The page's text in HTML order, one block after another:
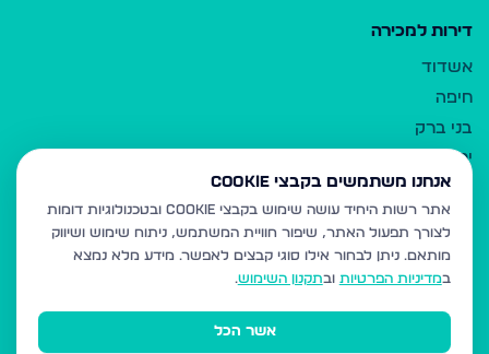
דירות למכירה
אשדוד
חיפה
בני ברק
ירושלים
אלעד
גבעת זאב
בית שמש
רכסים
מודיעין עילית
אנחנו משתמשים בקבצי Cookie
אתר רשות היחיד עושה שימוש בקבצי Cookie ובטכנולוגיות דומות
לצורך תפעול האתר, שיפור חוויית המשתמש, ניתוח שימוש ושיווק
מותאם. ניתן לבחור אילו סוגי קבצים לאפשר. מידע מלא נמצא
במדיניות הפרטיות ובתקנון השימוש.
אשר הכל